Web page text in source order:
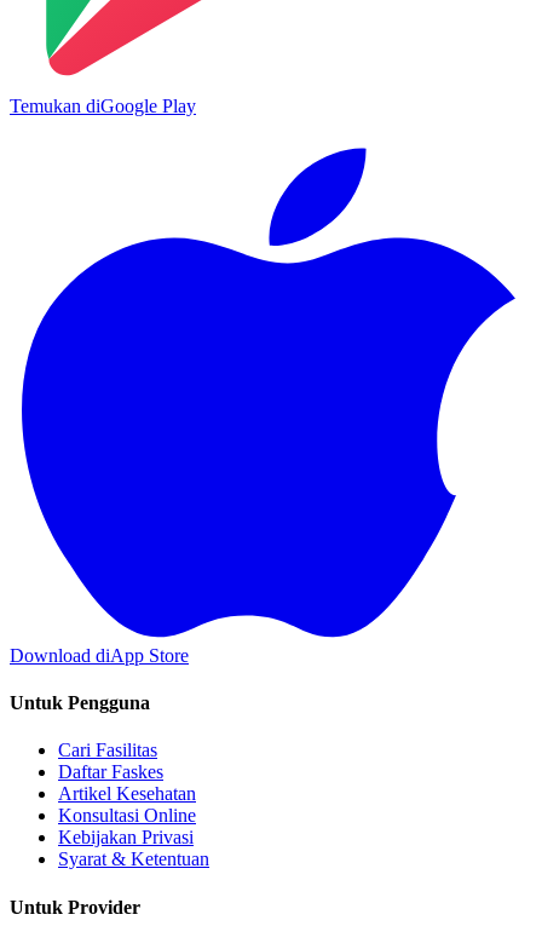
Temukan diGoogle Play
Download diApp Store
Untuk Pengguna
Cari Fasilitas
Daftar Faskes
Artikel Kesehatan
Konsultasi Online
Kebijakan Privasi
Syarat & Ketentuan
Untuk Provider